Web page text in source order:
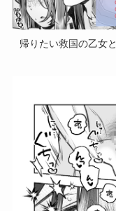
帰りたい救国の乙女